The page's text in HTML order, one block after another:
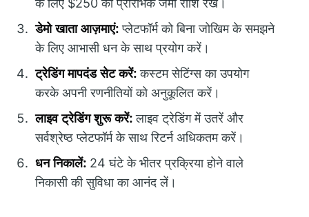
के लिए $250 की प्रारंभिक जमा राशि रखें।
डेमो खाता आज़माएं:प्लेटफॉर्म को बिना जोखिम के समझने
के लिए आभासी धन के साथ प्रयोग करें।
ट्रेडिंग मापदंड सेट करें:कस्टम सेटिंग्स का उपयोग
करके अपनी रणनीतियों को अनुकूलित करें।
लाइव ट्रेडिंग शुरू करें:लाइव ट्रेडिंग में उतरें और
सर्वश्रेष्ठ प्लेटफॉर्म के साथ रिटर्न अधिकतम करें।
धन निकालें: 24 घंटे के भीतर प्रक्रिया होने वाले
निकासी की सुविधा का आनंद लें।